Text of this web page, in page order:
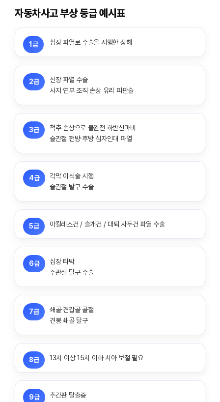
자동차사고 부상 등급 예시표
1급 심장 파열로 수술을 시행한 상해
2급
신장 파열 수술
사지 연부 조직 손상 유리 피판술
3급
척추 손상으로 불완전 하반신마비
슬관절 전방·후방 십자인대 파열
4급
각막 이식술 시행
슬관절 탈구 수술
5급 아킬레스건 / 슬개건 / 대퇴 사두건 파열 수술
6급
심장 타박
주관절 탈구 수술
7급
쇄골·견갑골 골절
견봉 쇄골 탈구
8급 13치 이상 15치 이하 치아 보철 필요
9급
추간판 탈출증